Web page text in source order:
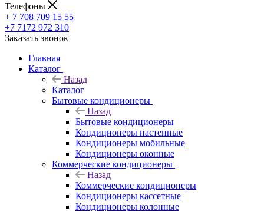
Телефоны
+ 7 708 709 15 55
+7 7172 972 310
Заказать звонок
Главная
Каталог
Назад
Каталог
Бытовые кондиционеры
Назад
Бытовые кондиционеры
Кондиционеры настенные
Кондиционеры мобильные
Кондиционеры оконные
Коммерческие кондиционеры
Назад
Коммерческие кондиционеры
Кондиционеры кассетные
Кондиционеры колонные